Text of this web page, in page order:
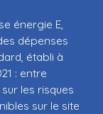
énergie E,
dépenses
établi à
: entre
les risques
sur le site